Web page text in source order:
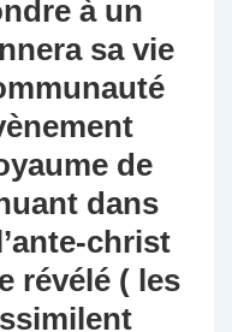
à un
sa vie
de
dans
christ
révélé ( les